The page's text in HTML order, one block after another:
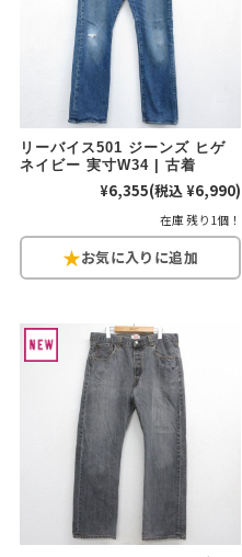
古着卸売
特定商取引法に基づく表示
プライバシーポリシー
お問い合わせ
リーバイス501 ジーンズ ヒゲ
ネイビー 実寸W34 | 古着
¥6,355(税込 ¥6,990)
在庫 残り1個！